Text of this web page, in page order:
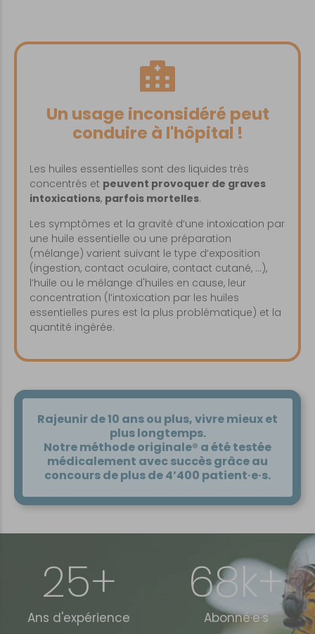
Un usage inconsidéré peut
conduire à l'hôpital !
Les huiles essentielles sont des liquides très
concentrés et peuvent provoquer de graves
intoxications, parfois mortelles.
Les symptômes et la gravité d’une intoxication par
une huile essentielle ou une préparation
(mélange) varient suivant le type d’exposition
(ingestion, contact oculaire, contact cutané, …),
l’huile ou le mélange d'huiles en cause, leur
concentration (l’intoxication par les huiles
essentielles pures est la plus problématique) et la
quantité ingérée.
Rajeunir de 10 ans ou plus, vivre mieux et
plus longtemps.
Notre méthode originale® a été testée
médicalement avec succès grâce au
concours de plus de 4’400 patient·e·s.
Ans d'expérience
25+
Abonné·e·s
68k+